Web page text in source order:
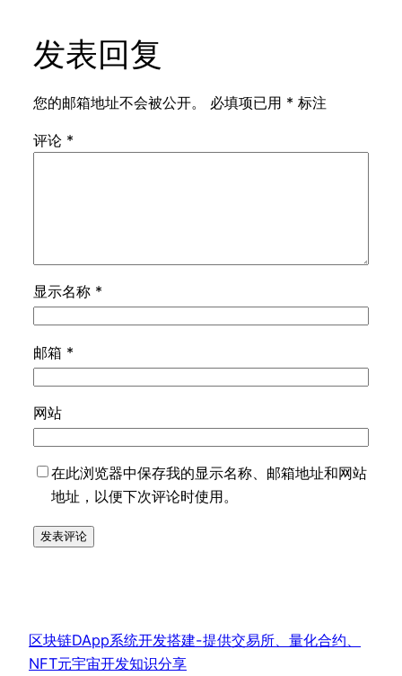
发表回复
您的邮箱地址不会被公开。 必填项已用 * 标注
评论 *
显示名称 *
邮箱 *
网站
在此浏览器中保存我的显示名称、邮箱地址和网站
地址，以便下次评论时使用。
区块链DApp系统开发搭建-提供交易所、量化合约、
NFT元宇宙开发知识分享